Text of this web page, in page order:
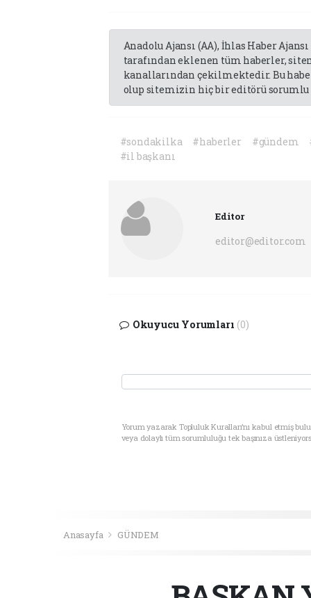
Anadolu Ajansı (AA), İhlas Haber
tarafından eklenen tüm haberler,
kanallarından çekilmektedir. Bu
olup sitemizin hiç bir editörü sorumlu
#sondakilka #haberler #gündem
#il başkanı
Editor
editor@editor.com
Okuyucu Yorumları (0)
Yorum yazarak Topluluk Kuralları’nı kabul etmiş
veya dolaylı tüm sorumluluğu tek başınıza
Anasayfa GÜNDEM